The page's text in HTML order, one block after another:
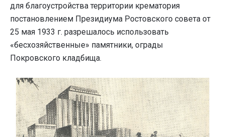
для благоустройства территории крематория
постановлением Президиума Ростовского совета от
25 мая 1933 г. разрешалось использовать
«бесхозяйственные» памятники, ограды
Покровского кладбища.